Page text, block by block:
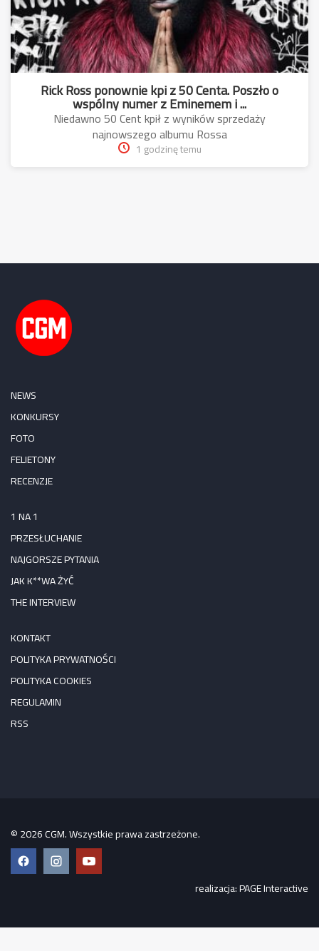
Rick Ross ponownie kpi z 50 Centa. Poszło o
wspólny numer z Eminemem i ...
Niedawno 50 Cent kpił z wyników sprzedaży
najnowszego albumu Rossa
1 godzinę temu
NEWS
KONKURSY
FOTO
FELIETONY
RECENZJE
1 NA 1
PRZESŁUCHANIE
NAJGORSZE PYTANIA
JAK K**WA ŻYĆ
THE INTERVIEW
KONTAKT
POLITYKA PRYWATNOŚCI
POLITYKA COOKIES
REGULAMIN
RSS
© 2026 CGM. Wszystkie prawa zastrzeżone.
FacebookInstagramYouTube
realizacja:PAGE Interactive